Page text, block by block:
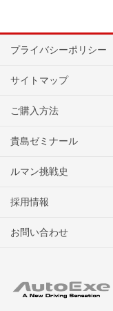
プライバシーポリシー
サイトマップ
ご購入方法
貴島ゼミナール
ルマン挑戦史
採用情報
お問い合わせ